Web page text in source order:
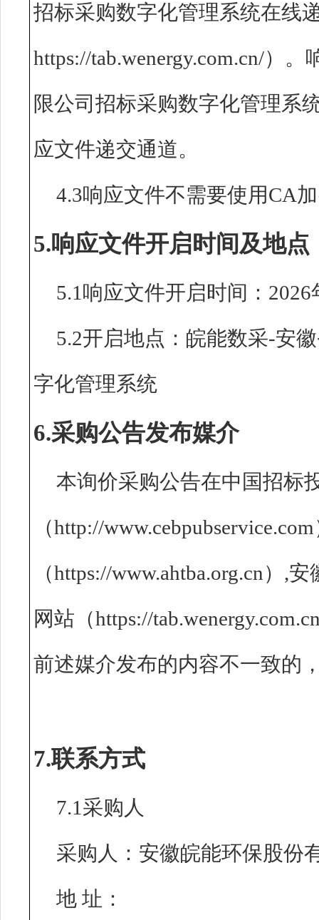
招标采购数字化管理系统在线
https://tab.wenergy.com.cn/）
限公司招标采购数字化管理系
应文件递交通道。
4.3响应文件不需要使用CA
5.响应文件开启时间及地点
5.1响应文件开启时间：
5.2开启地点：皖能数采-安
字化管理系统
6.采购公告发布媒介
本询价采购公告在中国招标
（http://
（https://www.ahtba.org.cn）,
网站（https://
前述媒介发布的内容不一致的
7.联系方式
7.1采购人
采购人：安徽皖能环保股份
地 址：